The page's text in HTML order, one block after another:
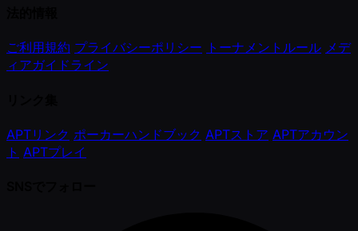
ご利用規約 プライバシーポリシー トーナメントルール メデ
ィアガイドライン
APTリンク ポーカーハンドブック APTストア APTアカウン
ト APTプレイ